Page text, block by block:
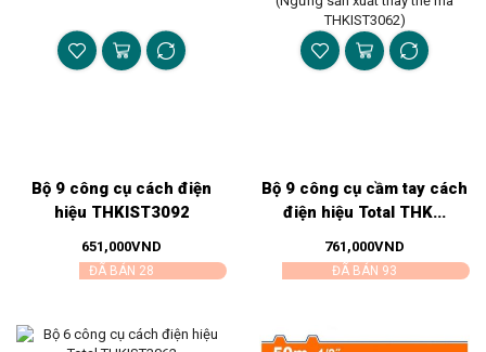
Bộ 9 công cụ cách điện
hiệu THKIST3092
651,000VND
ĐÃ BÁN 28
Bộ 9 công cụ cầm tay cách
điện hiệu Total THK...
761,000VND
ĐÃ BÁN 93